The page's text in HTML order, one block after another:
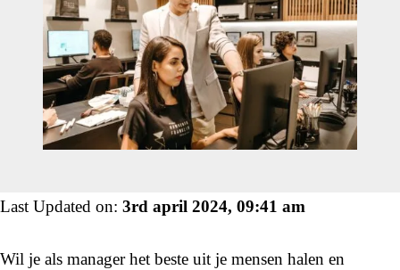
Last Updated on: 3rd april 2024, 09:41 am
Wil je als manager het beste uit je mensen halen en